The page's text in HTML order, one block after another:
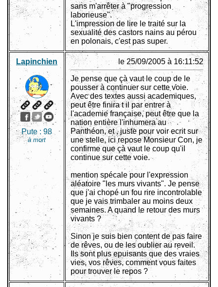
sans m'arrêter à "progression
laborieuse".
L'impression de lire le traité sur la
sexualité des castors nains au pérou
en polonais, c'est pas super.
Lapinchien
Pute : 98
à mort
le 25/09/2005 à 16:11:52
Je pense que çà vaut le coup de le
pousser à continuer sur cette voie.
Avec des textes aussi academiques,
peut être finira t il par entrer à
l'academie française, peut être que la
nation entière l'inhumera au
Panthéon, et , juste pour voir ecrit sur
une stelle, ici repose Monsieur Con, je
confirme que çà vaut le coup qu'il
continue sur cette voie.
mention spécale pour l'expression
aléatoire "les murs vivants". Je pense
que j'ai chopé un fou rire incontrolable
que je vais trimbaler au moins deux
semaines. A quand le retour des murs
vivants ?
Sinon je suis bien content de pas faire
de rêves, ou de les oublier au reveil.
Ils sont plus epuisants que des vraies
vies, vos rêves, comment vous faites
pour trouver le repos ?